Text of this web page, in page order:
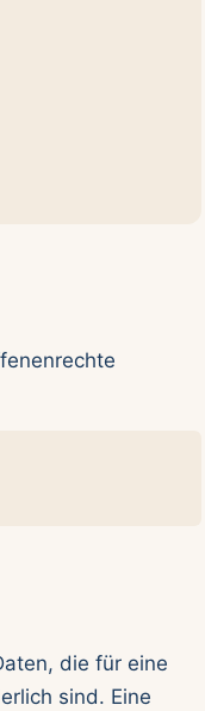
die für eine
sind. Eine